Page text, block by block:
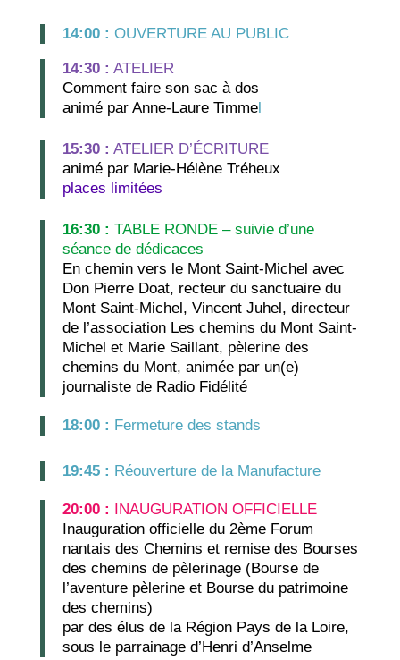
14:00 : OUVERTURE AU PUBLIC
14:30 : ATELIER
Comment faire son sac à dos
animé par Anne-Laure Timmel
15:30 : ATELIER D’ÉCRITURE
animé par Marie-Hélène Tréheux
places limitées
16:30 : TABLE RONDE – suivie d’une
séance de dédicaces
En chemin vers le Mont Saint-Michel avec
Don Pierre Doat, recteur du sanctuaire du
Mont Saint-Michel, Vincent Juhel, directeur
de l’association Les chemins du Mont Saint-
Michel et Marie Saillant, pèlerine des
chemins du Mont, animée par un(e)
journaliste de Radio Fidélité
18:00 : Fermeture des stands
19:45 : Réouverture de la Manufacture
20:00 : INAUGURATION OFFICIELLE
Inauguration officielle du 2ème Forum
nantais des Chemins et remise des Bourses
des chemins de pèlerinage (Bourse de
l’aventure pèlerine et Bourse du patrimoine
des chemins)
par des élus de la Région Pays de la Loire,
sous le parrainage d’Henri d’Anselme